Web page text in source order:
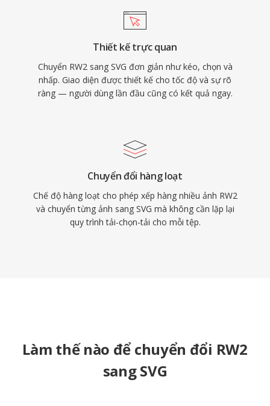
Thiết kế trực quan
Chuyển RW2 sang SVG đơn giản như kéo, chọn và
nhấp. Giao diện được thiết kế cho tốc độ và sự rõ
ràng — người dùng lần đầu cũng có kết quả ngay.
Chuyển đổi hàng loạt
Chế độ hàng loạt cho phép xếp hàng nhiều ảnh RW2
và chuyển từng ảnh sang SVG mà không cần lặp lại
quy trình tải-chọn-tải cho mỗi tệp.
Làm thế nào để chuyển đổi RW2
sang SVG